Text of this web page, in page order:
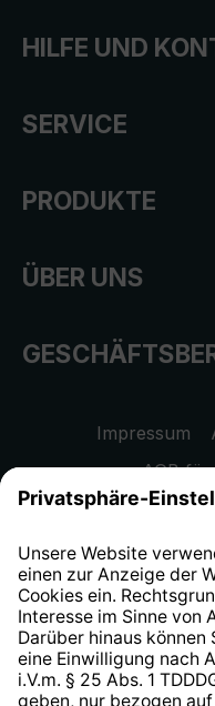
HILFE UND
SERVICE
PRODUKTE
ÜBER UNS
Impressum
AGB